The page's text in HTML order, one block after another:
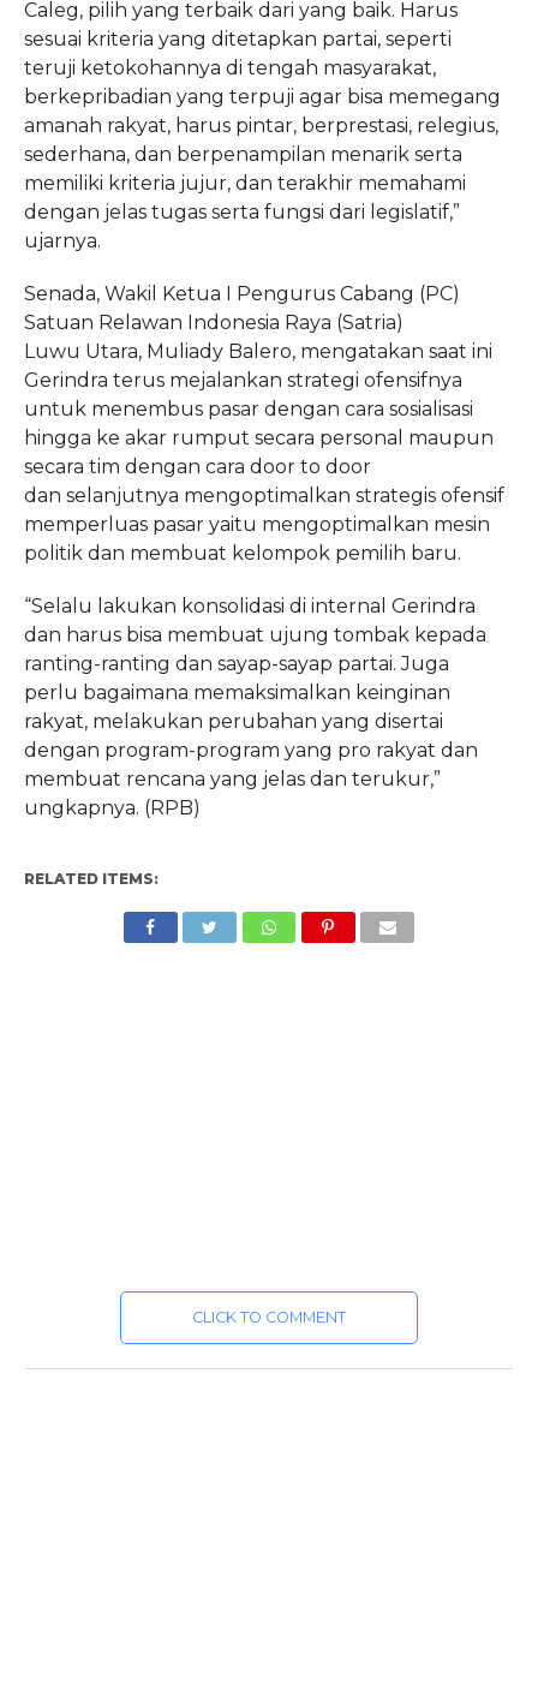
Caleg, pilih yang terbaik dari yang baik. Harus
sesuai kriteria yang ditetapkan partai, seperti
teruji ketokohannya di tengah masyarakat,
berkepribadian yang terpuji agar bisa memegang
amanah rakyat, harus pintar, berprestasi, relegius,
sederhana, dan berpenampilan menarik serta
memiliki kriteria jujur, dan terakhir memahami
dengan jelas tugas serta fungsi dari legislatif,”
ujarnya.
Senada, Wakil Ketua I Pengurus Cabang (PC)
Satuan Relawan Indonesia Raya (Satria)
Luwu Utara, Muliady Balero, mengatakan saat ini
Gerindra terus mejalankan strategi ofensifnya
untuk menembus pasar dengan cara sosialisasi
hingga ke akar rumput secara personal maupun
secara tim dengan cara door to door
dan selanjutnya mengoptimalkan strategis ofensif
memperluas pasar yaitu mengoptimalkan mesin
politik dan membuat kelompok pemilih baru.
“Selalu lakukan konsolidasi di internal Gerindra
dan harus bisa membuat ujung tombak kepada
ranting-ranting dan sayap-sayap partai. Juga
perlu bagaimana memaksimalkan keinginan
rakyat, melakukan perubahan yang disertai
dengan program-program yang pro rakyat dan
membuat rencana yang jelas dan terukur,”
ungkapnya. (RPB)
RELATED ITEMS:
CLICK TO COMMENT